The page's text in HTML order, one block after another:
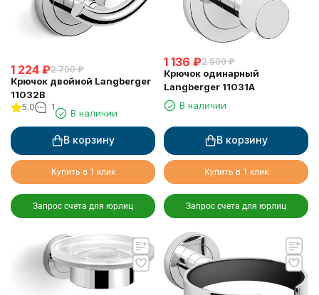
1 224 ₽2 700 ₽
Крючок двойной Langberger
11032B
5.0 1
В наличии
В корзину
Купить в 1 клик
Запрос счета для юрлиц
1 136 ₽2 500 ₽
Крючок одинарный
Langberger 11031A
В наличии
В корзину
Купить в 1 клик
Запрос счета для юрлиц